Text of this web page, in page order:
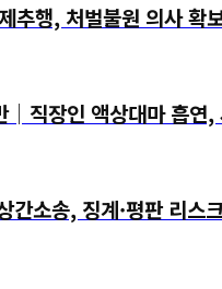
행, 처벌불원 의사 확
장인 액상대마 흡연,
소송, 징계·평판 리스